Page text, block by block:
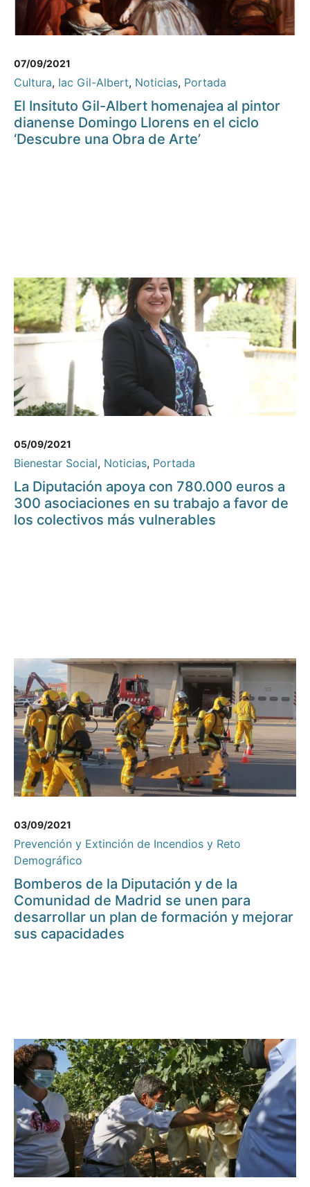
07/09/2021
Cultura, Iac Gil-Albert, Noticias, Portada
El Insituto Gil-Albert homenajea al pintor
dianense Domingo Llorens en el ciclo
‘Descubre una Obra de Arte’
05/09/2021
Bienestar Social, Noticias, Portada
La Diputación apoya con 780.000 euros a
300 asociaciones en su trabajo a favor de
los colectivos más vulnerables
03/09/2021
Prevención y Extinción de Incendios y Reto
Demográfico
Bomberos de la Diputación y de la
Comunidad de Madrid se unen para
desarrollar un plan de formación y mejorar
sus capacidades